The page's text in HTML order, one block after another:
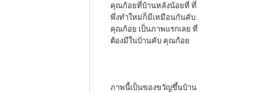
คุณก้อยที่บ้านหลังน้อยที่ ที่
พึ่งทำใหม่ก็มีเหมือนกันคับ
คุณก้อย เป็นภาพแรกเลย ที่
ต้องมีในบ้านคับ คุณก้อย
ภาพนี้เป็นของขวัญขึ้นบ้าน